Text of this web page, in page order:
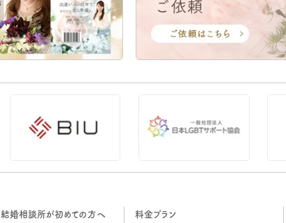
結婚相談所が初めての方へ 料金プラン